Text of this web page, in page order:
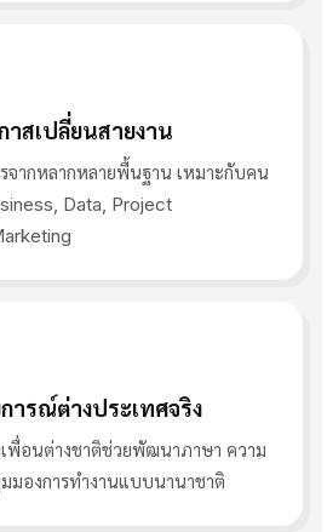
าสเปลี่ยนสายงาน
จากหลากหลายพื้นฐาน เหมาะกับคน
Data, Project
ารณ์ต่างประเทศจริง
เพื่อนต่างชาติช่วยพัฒนาภาษา ความ
มองการทำงานแบบนานาชาติ